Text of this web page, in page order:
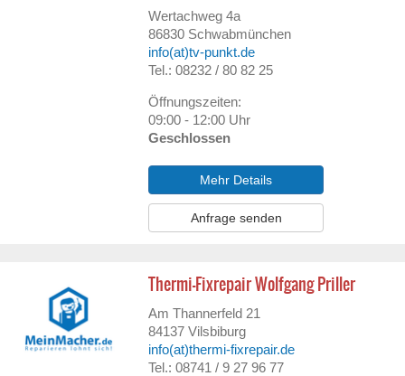
Wertachweg 4a
86830 Schwabmünchen
info(at)tv-punkt.de
Tel.: 08232 / 80 82 25
Öffnungszeiten:
09:00 - 12:00 Uhr
Geschlossen
Mehr Details
Anfrage senden
Thermi-Fixrepair Wolfgang Priller
Am Thannerfeld 21
84137 Vilsbiburg
info(at)thermi-fixrepair.de
Tel.: 08741 / 9 27 96 77